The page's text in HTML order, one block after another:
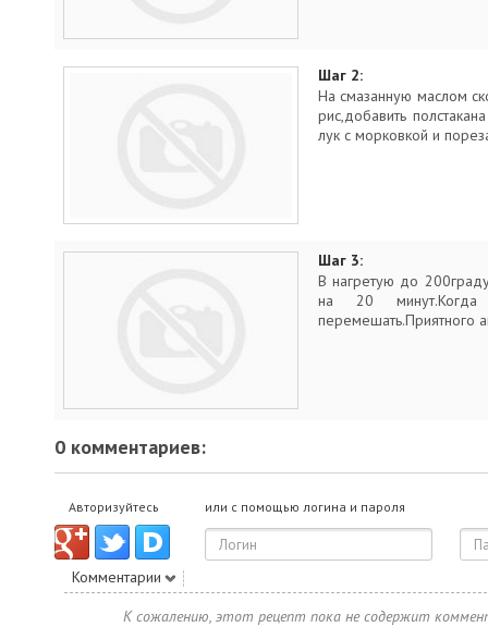
Шаг 2:
На смазанную маслом
рис,добавить
лук с морковкой и
Шаг 3:
В нагретую до
на 20
перемешать.Приятного
0 комментариев:
Авторизуйтесь или с помощью логина и пароля
Комментарии
К сожалению, этот рецепт пока не содержит